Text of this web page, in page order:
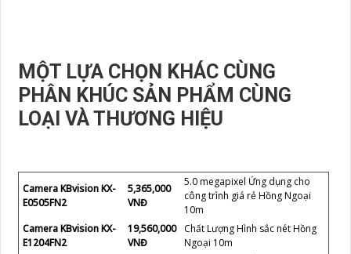
MỘT LỰA CHỌN KHÁC CÙNG
PHÂN KHÚC SẢN PHẨM CÙNG
LOẠI VÀ THƯƠNG HIỆU
Camera KBvision KX-
E0505FN2
5,365,000
VNĐ
5.0 megapixel Ứng dụng cho
công trình giá rẻ Hồng Ngoại
10m
Camera KBvision KX-
E1204FN2
19,560,000
VNĐ
Chất Lượng Hình sắc nét Hồng
Ngoại 10m